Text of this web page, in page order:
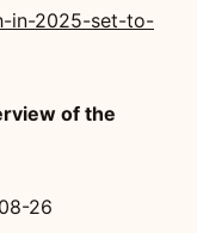
in-2025-set-to-
of the
26